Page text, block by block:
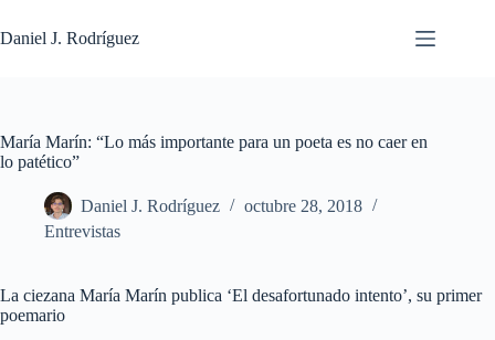
al
contenido
Daniel J. Rodríguez
María Marín: “Lo más importante para un poeta es no caer en
lo patético”
Daniel J. Rodríguez
octubre 28, 2018
Entrevistas
La ciezana María Marín publica ‘El desafortunado intento’, su primer
poemario